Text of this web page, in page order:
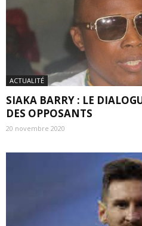
ACTUALITÉ
SIAKA BARRY : LE
DES OPPOSANTS
20 novembre 2020